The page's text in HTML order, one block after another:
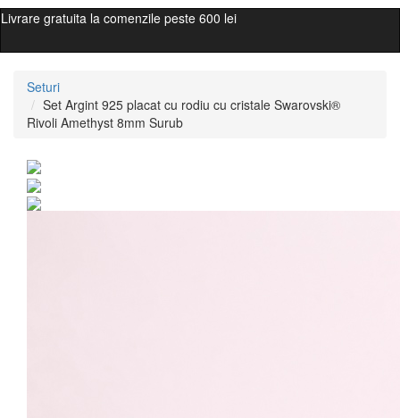
Livrare gratuita la comenzile peste 600 lei
Seturi
Set Argint 925 placat cu rodiu cu cristale Swarovski®
Rivoli Amethyst 8mm Surub